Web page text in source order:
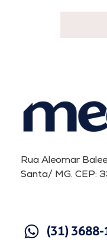
Rua Aleomar
Santa/ MG. CEP:
(31)